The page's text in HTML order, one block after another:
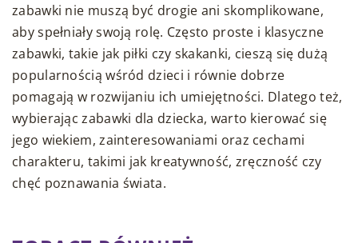
zabawki nie muszą być drogie ani skomplikowane,
aby spełniały swoją rolę. Często proste i klasyczne
zabawki, takie jak piłki czy skakanki, cieszą się dużą
popularnością wśród dzieci i równie dobrze
pomagają w rozwijaniu ich umiejętności. Dlatego też,
wybierając zabawki dla dziecka, warto kierować się
jego wiekiem, zainteresowaniami oraz cechami
charakteru, takimi jak kreatywność, zręczność czy
chęć poznawania świata.